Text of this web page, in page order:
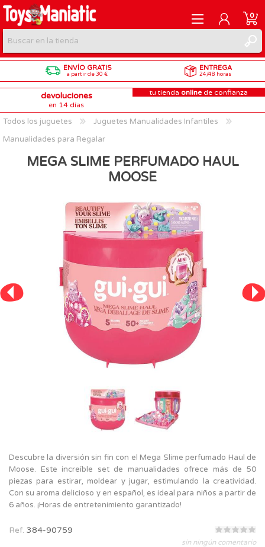
REGISTRARME
INICIAR SESIÓN
0
ENVÍO GRATIS
a partir de 30 €
ENTREGA
24/48 horas
devoluciones
en 14 días
tu tienda online de confianza
Todos los juguetes
Juguetes Manualidades Infantiles
Manualidades para Regalar
MEGA SLIME PERFUMADO HAUL
MOOSE
Descubre la diversión sin fin con el Mega Slime perfumado Haul de
Moose. Este increíble set de manualidades ofrece más de 50
piezas para estirar, moldear y jugar, estimulando la creatividad.
Con su aroma delicioso y en español, es ideal para niños a partir de
6 años. ¡Horas de entretenimiento garantizado!
Ref. 384-90759
sin ningún comentario